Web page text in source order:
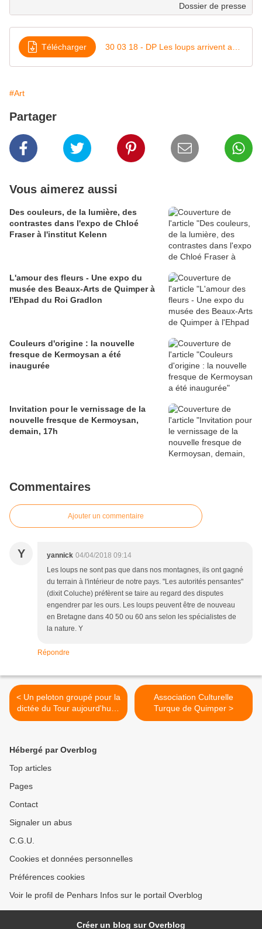
Dossier de presse
Télécharger
#Art
Partager
Vous aimerez aussi
Des couleurs, de la lumière, des
contrastes dans l'expo de Chloé
Fraser à l'institut Kelenn
L'amour des fleurs - Une expo du
musée des Beaux-Arts de Quimper à
l'Ehpad du Roi Gradlon
Couleurs d'origine : la nouvelle
fresque de Kermoysan a été
inaugurée
Invitation pour le vernissage de la
nouvelle fresque de Kermoysan,
demain, 17h
Commentaires
Ajouter un commentaire
Y yannick 04/04/2018 09:14
Les loups ne sont pas que dans nos montagnes, ils ont gagné
du terrain à l'intérieur de notre pays. "Les autorités pensantes"
(dixit Coluche) préfèrent se taire au regard des disputes
engendrer par les ours. Les loups peuvent être de nouveau
en Bretagne dans 40 50 ou 60 ans selon les spécialistes de
la nature. Y
Répondre
< Un peloton groupé pour la
dictée du Tour aujourd'hui à
Quimper
Association Culturelle
Turque de Quimper >
Hébergé par Overblog
Top articles
Pages
Contact
Signaler un abus
C.G.U.
Cookies et données personnelles
Préférences cookies
Voir le profil de Penhars Infos sur le portail Overblog
Créer un blog sur Overblog